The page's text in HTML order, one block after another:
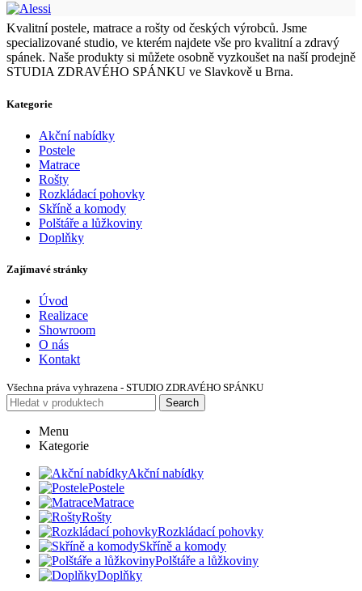
Kvalitní postele, matrace a rošty od českých výrobců. Jsme
specializované studio, ve kterém najdete vše pro kvalitní a zdravý
spánek. Naše produkty si můžete osobně vyzkoušet na naší prodejně
STUDIA ZDRAVÉHO SPÁNKU ve Slavkově u Brna.
Kategorie
Akční nabídky
Postele
Matrace
Rošty
Rozkládací pohovky
Skříně a komody
Polštáře a lůžkoviny
Doplňky
Zajímavé stránky
Úvod
Realizace
Showroom
O nás
Kontakt
Všechna práva vyhrazena - STUDIO ZDRAVÉHO SPÁNKU
Search
Menu
Kategorie
Akční nabídky
Postele
Matrace
Rošty
Rozkládací pohovky
Skříně a komody
Polštáře a lůžkoviny
Doplňky